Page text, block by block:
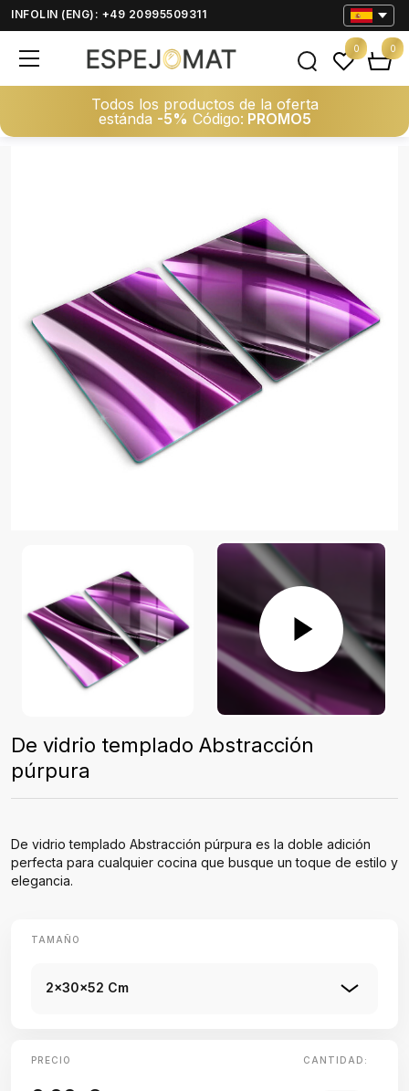
INFOLIN (ENG): +49 20995509311
Todos los productos de la oferta
estánda -5% Código: PROMO5
0 0
De vidrio templado Abstracción
púrpura
De vidrio templado Abstracción púrpura es la doble adición
perfecta para cualquier cocina que busque un toque de estilo y
elegancia.
TAMAÑO
2x30x52 Cm
PRECIO CANTIDAD: